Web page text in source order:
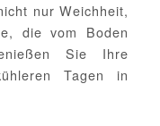
nur Weichheit,
die vom Boden
Sie Ihre
Tagen in